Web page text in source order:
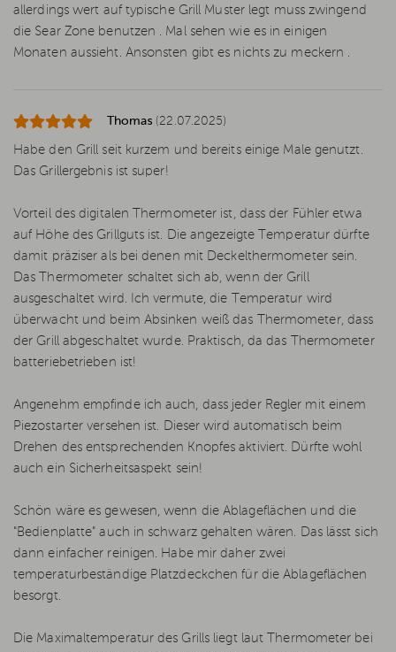
allerdings wert auf typische Grill Muster legt muss zwingend
die Sear Zone benutzen . Mal sehen wie es in einigen
Monaten aussieht. Ansonsten gibt es nichts zu meckern .
Thomas (22.07.2025)
Habe den Grill seit kurzem und bereits einige Male genutzt.
Das Grillergebnis ist super!
Vorteil des digitalen Thermometer ist, dass der Fühler etwa
auf Höhe des Grillguts ist. Die angezeigte Temperatur dürfte
damit präziser als bei denen mit Deckelthermometer sein.
Das Thermometer schaltet sich ab, wenn der Grill
ausgeschaltet wird. Ich vermute, die Temperatur wird
überwacht und beim Absinken weiß das Thermometer, dass
der Grill abgeschaltet wurde. Praktisch, da das Thermometer
batteriebetrieben ist!
Angenehm empfinde ich auch, dass jeder Regler mit einem
Piezostarter versehen ist. Dieser wird automatisch beim
Drehen des entsprechenden Knopfes aktiviert. Dürfte wohl
auch ein Sicherheitsaspekt sein!
Schön wäre es gewesen, wenn die Ablageflächen und die
"Bedienplatte" auch in schwarz gehalten wären. Das lässt sich
dann einfacher reinigen. Habe mir daher zwei
temperaturbeständige Platzdeckchen für die Ablageflächen
besorgt.
Die Maximaltemperatur des Grills liegt laut Thermometer bei